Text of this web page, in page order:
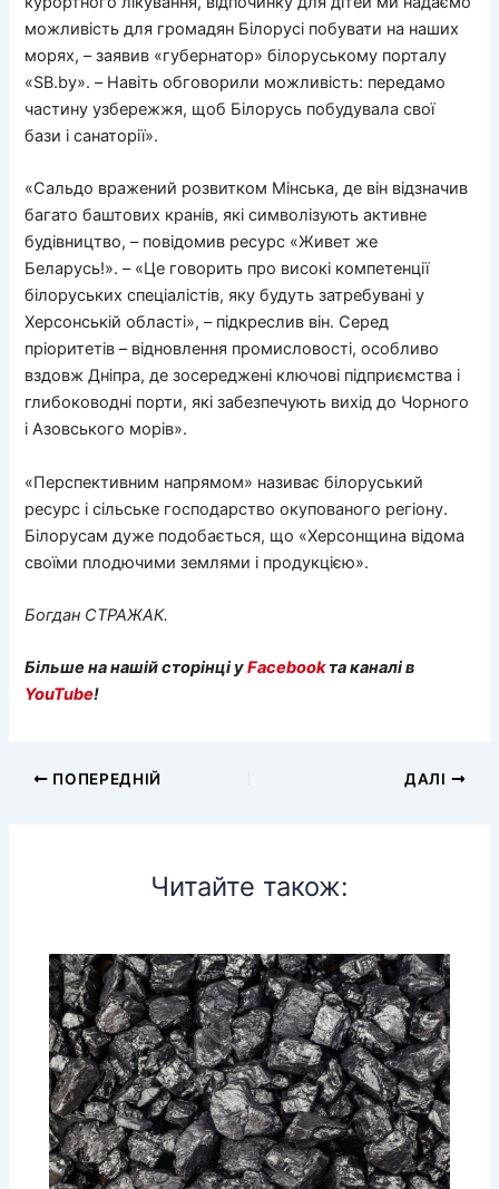
можливість для громадян Білорусі побувати на наших
морях, – заявив «губернатор» білоруському порталу
«SB.by». – Навіть обговорили можливість: передамо
частину узбережжя, щоб Білорусь побудувала свої
бази і санаторії».
«Сальдо вражений розвитком Мінська, де він відзначив
багато баштових кранів, які символізують активне
будівництво, – повідомив ресурс «Живет же
Беларусь!». – «Це говорить про високі компетенції
білоруських спеціалістів, яку будуть затребувані у
Херсонській області», – підкреслив він. Серед
пріоритетів – відновлення промисловості, особливо
вздовж Дніпра, де зосереджені ключові підприємства і
глибоководні порти, які забезпечують вихід до Чорного
і Азовського морів».
«Перспективним напрямом» називає білоруський
ресурс і сільське господарство окупованого регіону.
Білорусам дуже подобається, що «Херсонщина відома
своїми плодючими землями і продукцією».
Богдан СТРАЖАК.
Більше на нашій сторінці уFacebookта каналі в
YouTube!
ПОПЕРЕДНІЙ ДАЛІ
Читайте також: